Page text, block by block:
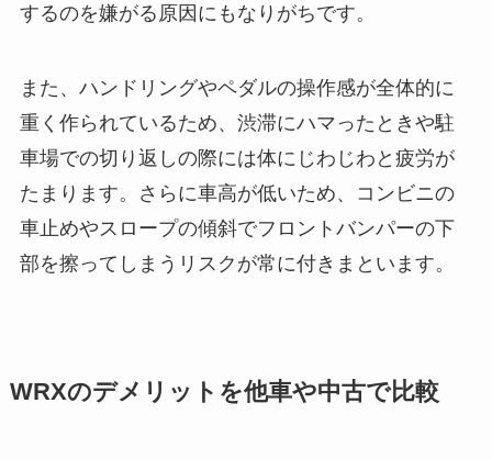
するのを嫌がる原因にもなりがちです。
また、ハンドリングやペダルの操作感が全体的に
重く作られているため、渋滞にハマったときや駐
車場での切り返しの際には体にじわじわと疲労が
たまります。さらに車高が低いため、コンビニの
車止めやスロープの傾斜でフロントバンパーの下
部を擦ってしまうリスクが常に付きまといます。
WRXのデメリットを他車や中古で比較